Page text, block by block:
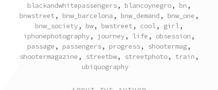
blackandwhitepassengers, blancoynegro, bn ,
bnwstreet, bnw_barcelona , bnw_demand , bnw_one ,
bnw_society, bw, bwstreet, cool, girl,
iphonephotography, journey, life , obsession ,
passage , passengers, progress, shootermag,
shootermagazine , streetbw, streetphoto, train ,
ubiquography